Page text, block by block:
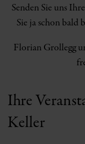
Senden Sie uns
Sie ja schon bald
Florian Grollegg
Ihre
Keller